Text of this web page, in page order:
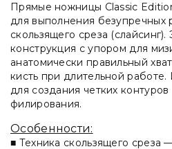
Прямые ножницы Classic
для выполнения безупречных
скользящего среза
конструкция с упором для
анатомически правильный
кисть при длительной
для создания четких
филирования.
Особенности:
■ Техника скользящего среза